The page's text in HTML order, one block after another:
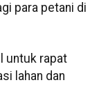
para petani di
untuk rapat
lahan dan